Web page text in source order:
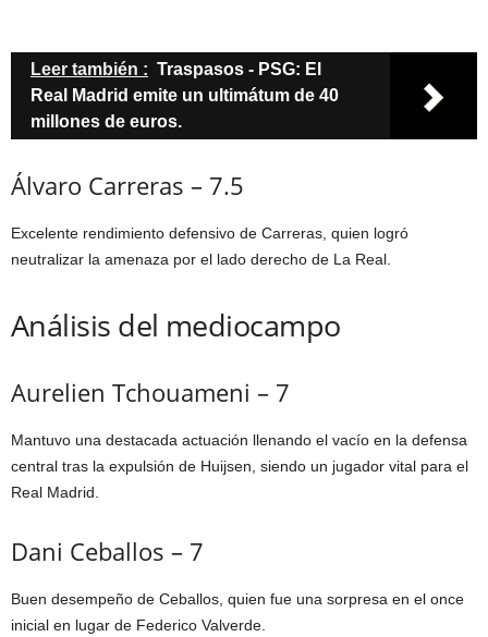
Leer también : Traspasos - PSG: El
Real Madrid emite un ultimátum de 40
millones de euros.
Álvaro Carreras – 7.5
Excelente rendimiento defensivo de Carreras, quien logró
neutralizar la amenaza por el lado derecho de La Real.
Análisis del mediocampo
Aurelien Tchouameni – 7
Mantuvo una destacada actuación llenando el vacío en la defensa
central tras la expulsión de Huijsen, siendo un jugador vital para el
Real Madrid.
Dani Ceballos – 7
Buen desempeño de Ceballos, quien fue una sorpresa en el once
inicial en lugar de Federico Valverde.